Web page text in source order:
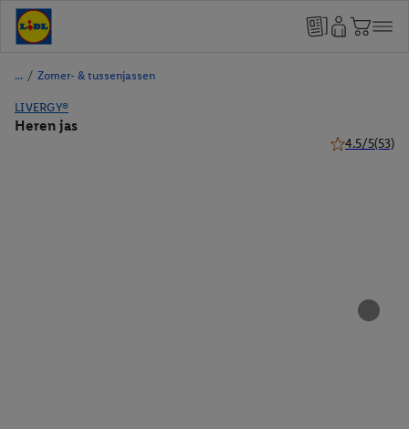
/ Zomer- & tussenjassen
LIVERGY®
Heren jas
4.5/5(53)